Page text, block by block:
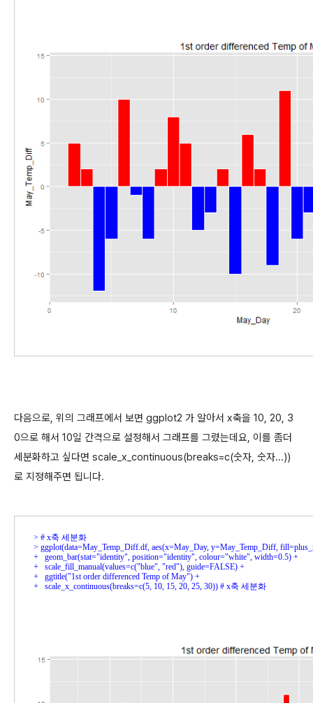
다음으로, 위의 그래프에서 보면 ggplot2 가 알아서 x축을 10, 20, 3
0으로 해서 10일 간격으로 설정해서 그래프를 그렸는데요, 이를 좀더
세분화하고 싶다면 scale_x_continuous(breaks=c(숫자, 숫자...))
로 지정해주면 됩니다.
>
>
+
+
+
+
  scale_x_continuous(breaks=c(5, 10, 15, 20, 25, 30)) # x축 세분화